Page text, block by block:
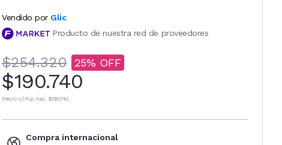
Vendido por Glic
Producto de nuestra red de proveedores
$254.320 25
$190.740
Precio s/imp. nac. $190.740
Compra internacional